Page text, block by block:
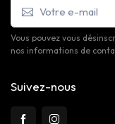
Vous pouvez vous
nos informations de
Suivez-nous